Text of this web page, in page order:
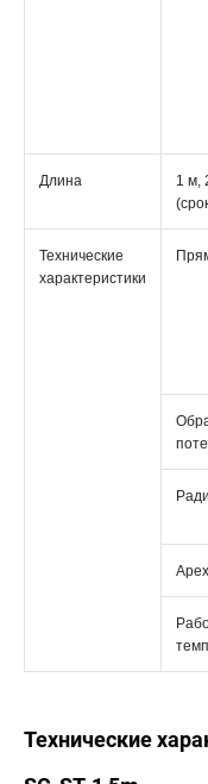
Длина
1 м,
Технические
характеристики
Технические